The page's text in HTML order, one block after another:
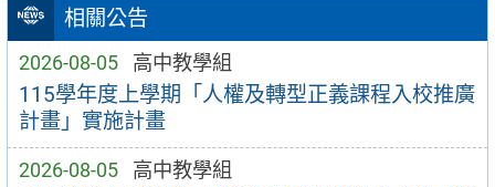
相關公告
2026-08-05 高中教學組
115學年度上學期「人權及轉型正義課程入校推廣
計畫」實施計畫
2026-08-05 高中教學組